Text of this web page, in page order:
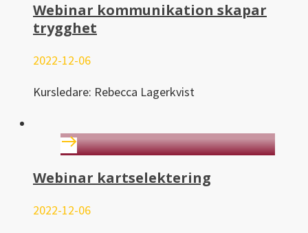
Webinar kommunikation skapar
trygghet
2022-12-06
Kursledare: Rebecca Lagerkvist
Webinar kartselektering
2022-12-06